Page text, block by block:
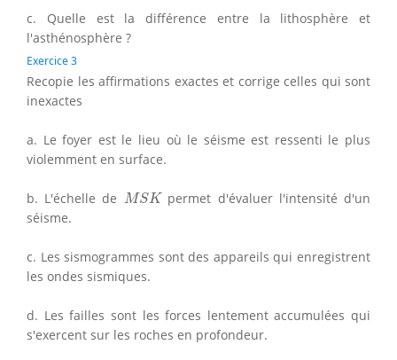
c. Quelle est la différence entre la lithosphère et
l'asthénosphère ?
Exercice 3
Recopie les affirmations exactes et corrige celles qui sont
inexactes
a. Le foyer est le lieu où le séisme est ressenti le plus
violemment en surface.
b. L'échelle de MSK
MSK permet d'évaluer l'intensité d'un
séisme.
c. Les sismogrammes sont des appareils qui enregistrent
les ondes sismiques.
d. Les failles sont les forces lentement accumulées qui
s'exercent sur les roches en profondeur.